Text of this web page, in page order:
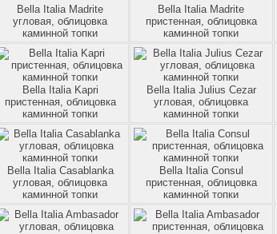
Bella Italia Madrite
угловая, облицовка
каминной топки
Bella Italia Madrite
пристенная, облицовка
каминной топки
Bella Italia Kapri
пристенная, облицовка
каминной топки
Bella Italia Julius Cezar
угловая, облицовка
каминной топки
Bella Italia Casablanka
угловая, облицовка
каминной топки
Bella Italia Consul
пристенная, облицовка
каминной топки